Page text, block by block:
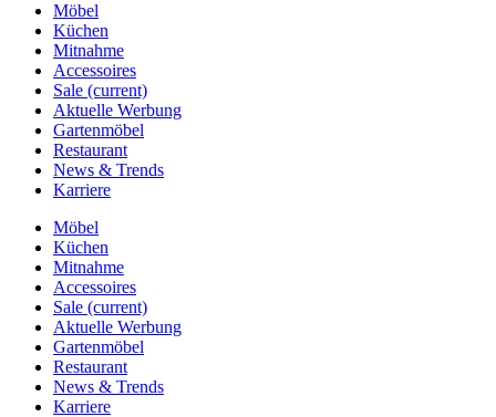
Möbel
Küchen
Mitnahme
Accessoires
Sale (current)
Aktuelle Werbung
Gartenmöbel
Restaurant
News & Trends
Karriere
Möbel
Küchen
Mitnahme
Accessoires
Sale (current)
Aktuelle Werbung
Gartenmöbel
Restaurant
News & Trends
Karriere